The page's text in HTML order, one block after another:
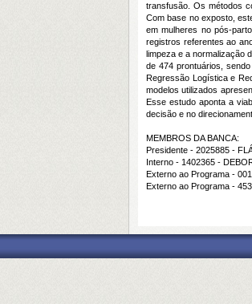
transfusão. Os métodos
Com base no exposto,
em mulheres no pós-
registros referentes ao
limpeza e a normalização
de 474 prontuários,
Regressão Logística e
modelos utilizados
Esse estudo aponta a
decisão e no
MEMBROS DA BANCA:
Presidente - 2025885 -
Interno - 1402365 -
Externo ao Programa -
Externo ao Programa -